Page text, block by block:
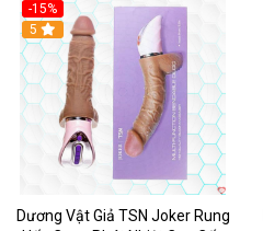
-15%
5
Dương Vật Giả TSN Joker Rung